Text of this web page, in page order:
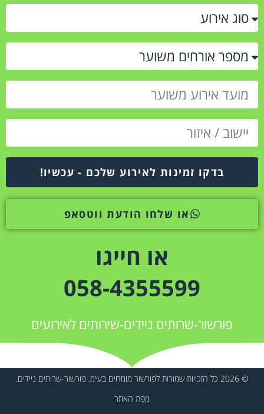
בדקו זמינות לאירוע שלכם - עכשיו!
או שלחו הודעת ווטסאפ
או חייגו
058-4355599
פורשור-שרותים ניידים-שירותים לאירועים
© 2026 כל הזכויות שמורות לפורשור מומחים בע״מ. פורשור-שרותים ניידים.
מפת האתר